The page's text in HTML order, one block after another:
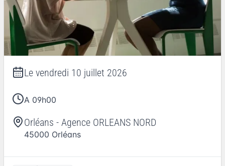
Le vendredi 10 juillet 2026
A 09h00
Orléans - Agence ORLEANS NORD
45000 Orléans